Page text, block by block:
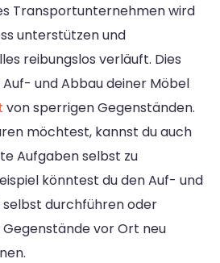
Transportunternehmen wird
unterstützen und
reibungslos verläuft. Dies
und Abbau deiner Möbel
von sperrigen Gegenständen.
möchtest, kannst du auch
Aufgaben selbst zu
könntest du den Auf- und
durchführen oder
vor Ort neu